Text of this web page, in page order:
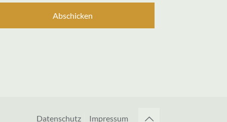
Datenschutz Impressum